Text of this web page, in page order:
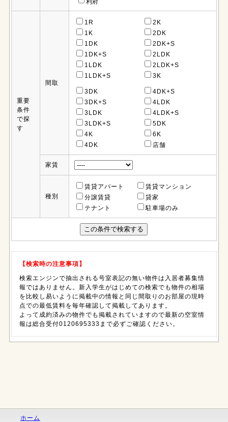
利府
重要
条件
で探
す
間取
1R
1K
1DK
1DK+S
1LDK
1LDK+S
2K
2DK
2DK+S
2LDK
2LDK+S
3K
3DK
3DK+S
3LDK
3LDK+S
4K
4DK
4DK+S
4LDK
4LDK+S
5DK
6K
店舗
家賃
種別
賃貸アパート
賃貸マンション
分譲賃貸
貸家
テナント
駐車場のみ
【検索時の注意事項】
検索エンジンで抽出される号室表記の無い物件は入居者募集情
報ではありません。新入学生がはじめての検索でも物件の相場
を比較し易いように掲載中の情報と同じ間取りのお部屋の現時
点での最低賃料を毎年確認して掲載してあります。
よって成約済みの物件でも掲載されていますので最新の空室情
報は総合受付0120695333まで必ずご確認ください。
ホーム